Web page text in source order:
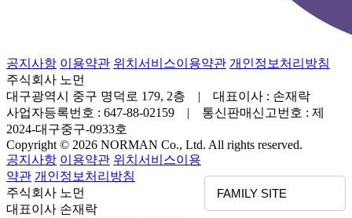
공지사항 이용약관 위치서비스이용약관 개인정보처리방침
주식회사 노먼
대구광역시 중구 명덕로 179, 2층 | 대표이사 : 손재락
사업자등록번호 : 647-88-02159 | 통신판매신고번호 : 제
2024-대구중구-0933호
Copyright © 2026 NORMAN Co., Ltd. All rights reserved.
FAMILY SITE
공지사항 이용약관 위치서비스이용
약관 개인정보처리방침
주식회사 노먼
대표이사 손재락